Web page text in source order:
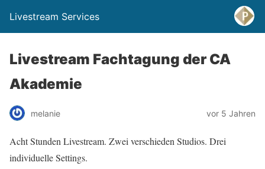
Livestream Services
Livestream Fachtagung der CA
Akademie
melanie vor 5 Jahren
Acht Stunden Livestream. Zwei verschieden Studios. Drei
individuelle Settings.